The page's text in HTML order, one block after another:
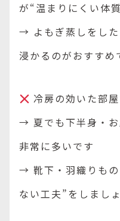
が“温まりにくい体
→ よもぎ蒸しをした
浸かるのがおすすめ
冷房の効いた部
→ 夏でも下半身・お
非常に多いです
→ 靴下・羽織りもの
ない工夫”をしまし